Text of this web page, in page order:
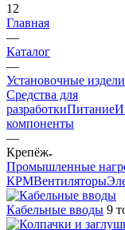
12
Главная
—
Каталог
—
Установочные
Средства для
разработкиПитание
компоненты
—
Крепёж
Промышленные
КРМВентиляторы
Кабельные вводы 9